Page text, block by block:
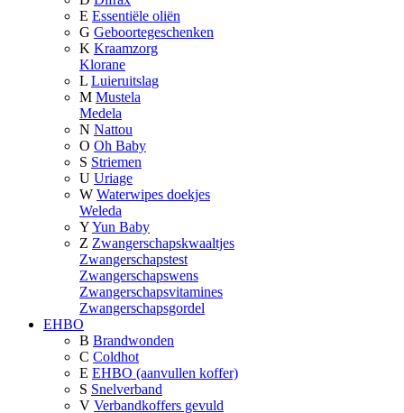
E Essentiële oliën
G Geboortegeschenken
K Kraamzorg
Klorane
L Luieruitslag
M Mustela
Medela
N Nattou
O Oh Baby
S Striemen
U Uriage
W Waterwipes doekjes
Weleda
YYun Baby
Z Zwangerschapskwaaltjes
Zwangerschapstest
Zwangerschapswens
Zwangerschapsvitamines
Zwangerschapsgordel
EHBO
B Brandwonden
C Coldhot
E EHBO (aanvullen koffer)
S Snelverband
V Verbandkoffers gevuld